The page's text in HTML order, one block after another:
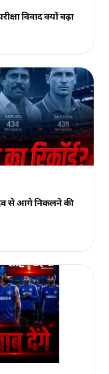
विवाद क्यों बढ़ा
देव से आगे निकलने की